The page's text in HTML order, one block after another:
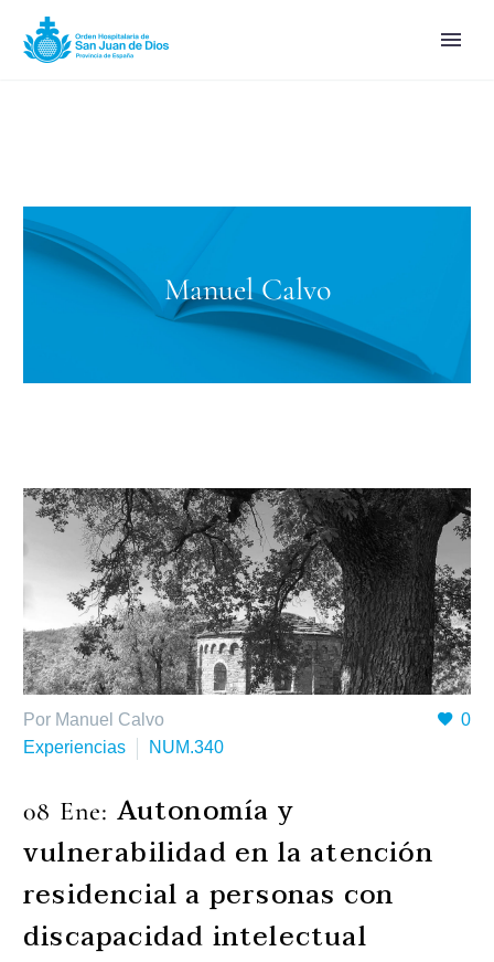
Manuel Calvo
0
Por Manuel Calvo
Experiencias
NUM.340
08 Ene: Autonomía y
vulnerabilidad en la atención
residencial a personas con
discapacidad intelectual